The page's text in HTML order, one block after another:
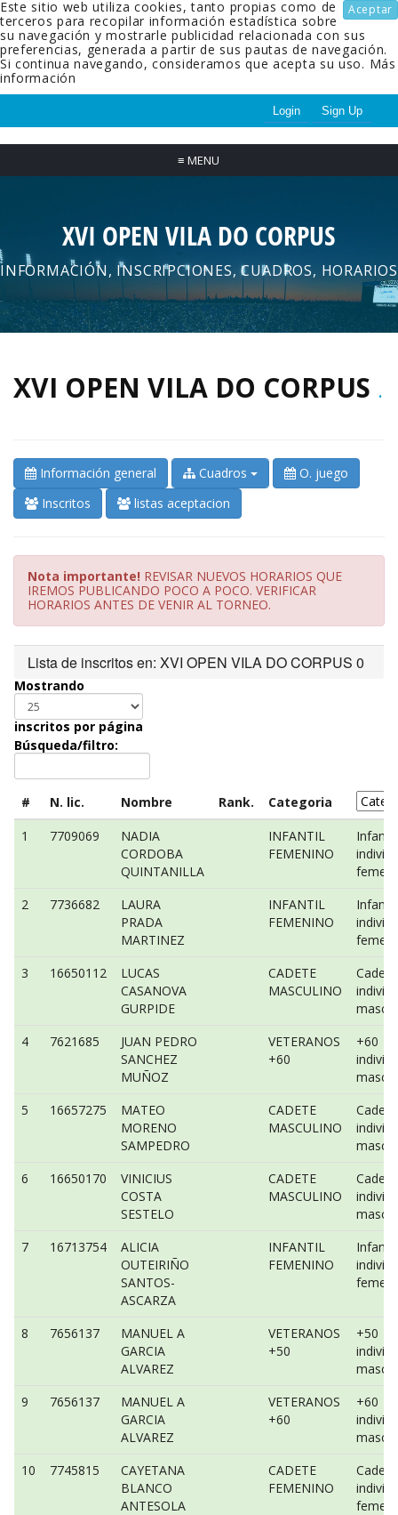
Aceptar
Este sitio web utiliza cookies, tanto propias como de
terceros para recopilar información estadística sobre
su navegación y mostrarle publicidad relacionada con sus
preferencias, generada a partir de sus pautas de navegación.
Si continua navegando, consideramos que acepta su uso. Más
información
Login Sign Up
≡ MENU
XVI OPEN VILA DO CORPUS
INFORMACIÓN, INSCRIPCIONES, CUADROS, HORARIOS
XVI OPEN VILA DO CORPUS .
Información general Cuadros
O. juego
Inscritos
listas aceptacion
Nota importante! REVISAR NUEVOS HORARIOS QUE
IREMOS PUBLICANDO POCO A POCO. VERIFICAR
HORARIOS ANTES DE VENIR AL TORNEO.
Lista de inscritos en: XVI OPEN VILA DO CORPUS 0
Mostrando
inscritos por página
Búsqueda/filtro:
# N. lic. Nombre Rank.
Categoria
1
7709069
NADIA
CORDOBA
QUINTANILLA
INFANTIL
FEMENINO
Infantil
2
7736682
LAURA
PRADA
MARTINEZ
INFANTIL
FEMENINO
Infantil
3
16650112
LUCAS
CASANOVA
GURPIDE
CADETE
MASCULINO
Cadete
4
7621685
JUAN PEDRO
SANCHEZ
MUÑOZ
VETERANOS
+60
+60
5
16657275
MATEO
MORENO
SAMPEDRO
CADETE
MASCULINO
Cadete
6
16650170
VINICIUS
COSTA
SESTELO
CADETE
MASCULINO
Cadete
7
16713754
ALICIA
OUTEIRIÑO
SANTOS-
ASCARZA
INFANTIL
FEMENINO
Infantil
8 7656137
MANUEL A
GARCIA
ALVAREZ
VETERANOS
+50
+50
9
7656137
MANUEL A
GARCIA
ALVAREZ
VETERANOS
+60
+60
10
7745815
CAYETANA
BLANCO
ANTESOLA
CADETE
FEMENINO
Cadete